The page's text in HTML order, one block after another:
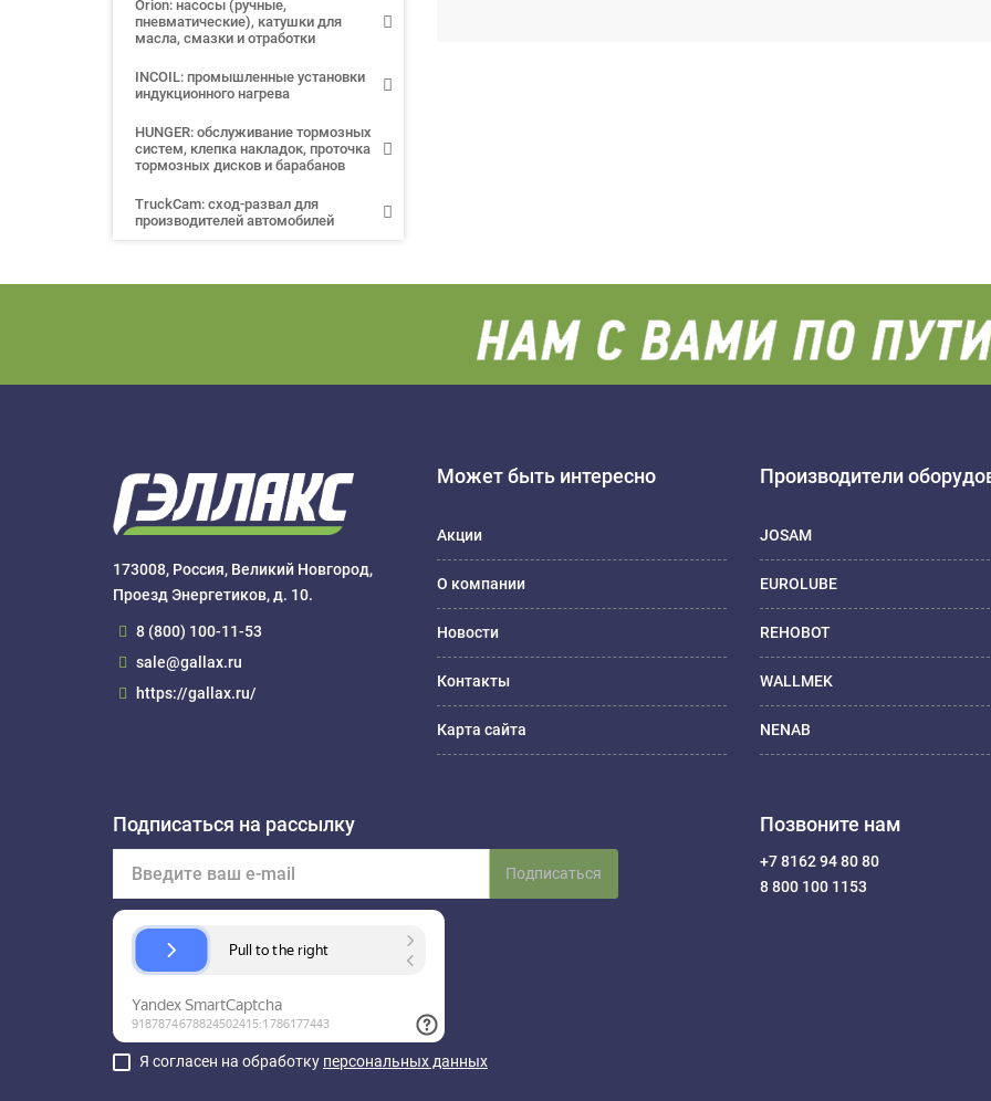
Orion: насосы (ручные,
пневматические), катушки для
масла, смазки и отработки
INCOIL: промышленные установки
индукционного нагрева
HUNGER: обслуживание тормозных
систем, клепка накладок, проточка
тормозных дисков и барабанов
TruckCam: сход-развал для
производителей автомобилей
173008, Россия, Великий Новгород,
Проезд Энергетиков, д. 10.
8 (800) 100-11-53
sale@gallax.ru
https://gallax.ru/
Может быть интересно
Акции
О компании
Новости
Контакты
Карта сайта
Производители
JOSAM
EUROLUBE
REHOBOT
WALLMEK
NENAB
Подписаться на рассылку
Подписаться
Я согласен на обработку персональных данных
Позвоните нам
+7 8162 94 80 80
8 800 100 1153